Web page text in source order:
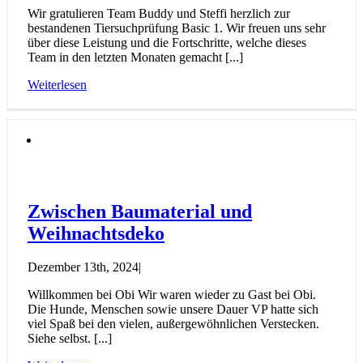
Wir gratulieren Team Buddy und Steffi herzlich zur
bestandenen Tiersuchprüfung Basic 1. Wir freuen uns sehr
über diese Leistung und die Fortschritte, welche dieses
Team in den letzten Monaten gemacht [...]
Weiterlesen
Zwischen Baumaterial und
Weihnachtsdeko
Dezember 13th, 2024|
Willkommen bei Obi Wir waren wieder zu Gast bei Obi.
Die Hunde, Menschen sowie unsere Dauer VP hatte sich
viel Spaß bei den vielen, außergewöhnlichen Verstecken.
Siehe selbst. [...]